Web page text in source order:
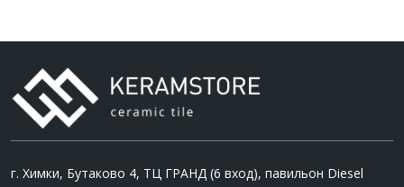
г. Химки, Бутаково 4, ТЦ ГРАНД (6 вход), павильон Diesel